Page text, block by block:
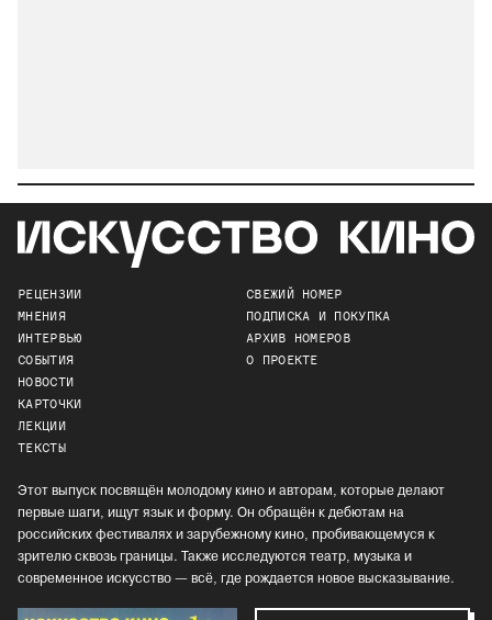
РЕЦЕНЗИИ
МНЕНИЯ
ИНТЕРВЬЮ
СОБЫТИЯ
НОВОСТИ
КАРТОЧКИ
ЛЕКЦИИ
ТЕКСТЫ
СВЕЖИЙ НОМЕР
ПОДПИСКА И ПОКУПКА
АРХИВ НОМЕРОВ
О ПРОЕКТЕ
Этот выпуск посвящён молодому кино и авторам, которые делают
первые шаги, ищут язык и форму. Он обращён к дебютам на
российских фестивалях и зарубежному кино, пробивающемуся к
зрителю сквозь границы. Также исследуются театр, музыка и
современное искусство — всё, где рождается новое высказывание.